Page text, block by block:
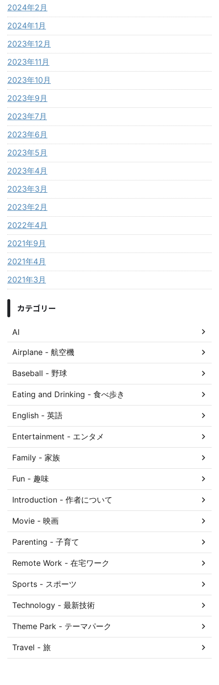
2024年2月
2024年1月
2023年12月
2023年11月
2023年10月
2023年9月
2023年7月
2023年6月
2023年5月
2023年4月
2023年3月
2023年2月
2022年4月
2021年9月
2021年4月
2021年3月
カテゴリー
AI
Airplane - 航空機
Baseball - 野球
Eating and Drinking - 食べ歩き
English - 英語
Entertainment - エンタメ
Family - 家族
Fun - 趣味
Introduction - 作者について
Movie - 映画
Parenting - 子育て
Remote Work - 在宅ワーク
Sports - スポーツ
Technology - 最新技術
Theme Park - テーマパーク
Travel - 旅